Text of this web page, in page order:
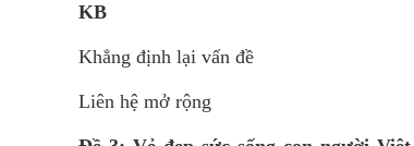
KB
Khẳng định lại vấn đề
Liên hệ mở rộng